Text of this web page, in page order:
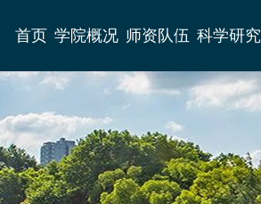
首页 学院概况 师资队伍 科学研究